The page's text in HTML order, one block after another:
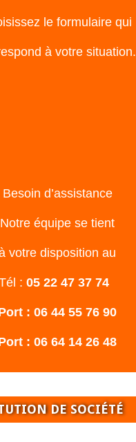
le formulaire qui
à votre situation.
Besoin d’assistance
Notre équipe se tient
votre disposition au
: 05 22 47 37 74
: 06 44 55 76 90
: 06 64 14 26 48
DE SOCIÉTÉ